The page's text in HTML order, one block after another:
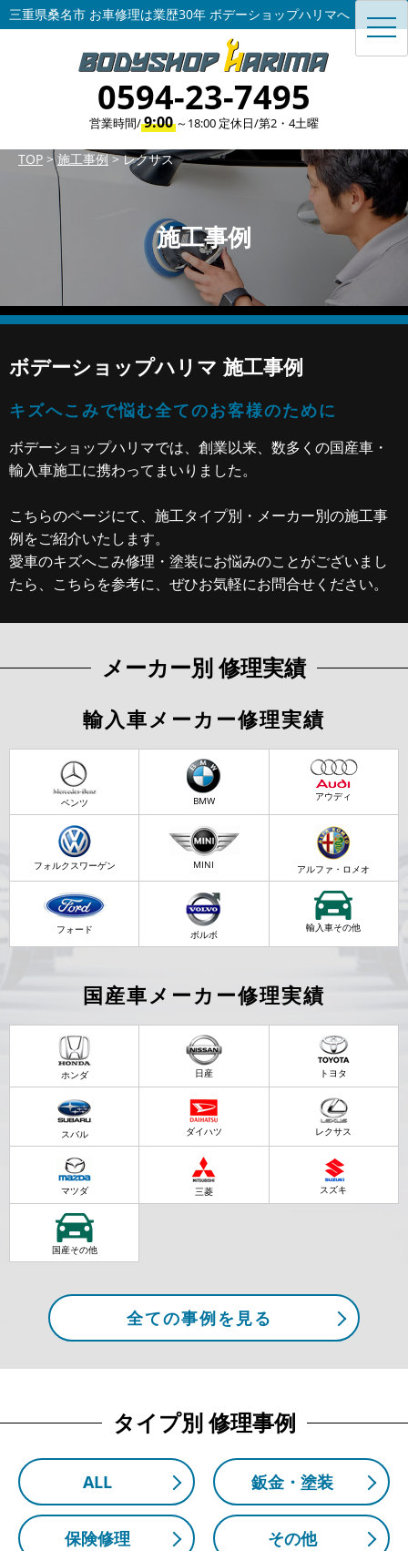
三重県桑名市 お車修理は業歴30年 ボデーショップハリマへ
0594-23-7495
営業時間/9:00～18:00 定休日/第2・4土曜
TOP >施工事例>レクサス
施工事例
ボデーショップハリマ 施工事例
キズへこみで悩む全てのお客様のために
ボデーショップハリマでは、創業以来、数多くの国産車・
輸入車施工に携わってまいりました。
こちらのページにて、施工タイプ別・メーカー別の施工事
例をご紹介いたします。
愛車のキズへこみ修理・塗装にお悩みのことがございまし
たら、こちらを参考に、ぜひお気軽にお問合せください。
メーカー別 修理実績
輸入車メーカー修理実績
ベンツ BMW アウディ
フォルクスワーゲン MINI アルファ・ロメオ
フォード ボルボ
輸入車その他
国産車メーカー修理実績
ホンダ 日産 トヨタ
スバル ダイハツ レクサス
マツダ 三菱 スズキ
国産その他
全ての事例を見る
タイプ別 修理事例
ALL 鈑金・塗装
保険修理 その他